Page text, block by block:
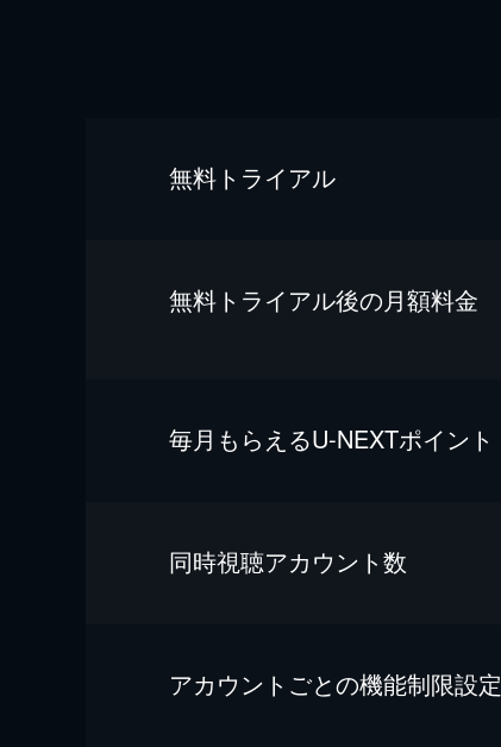
無料トライアル
無料トライアル後の⽉額料金
毎⽉もらえるU-NEXTポイント
同時視聴アカウント数
アカウントごとの機能制限設定